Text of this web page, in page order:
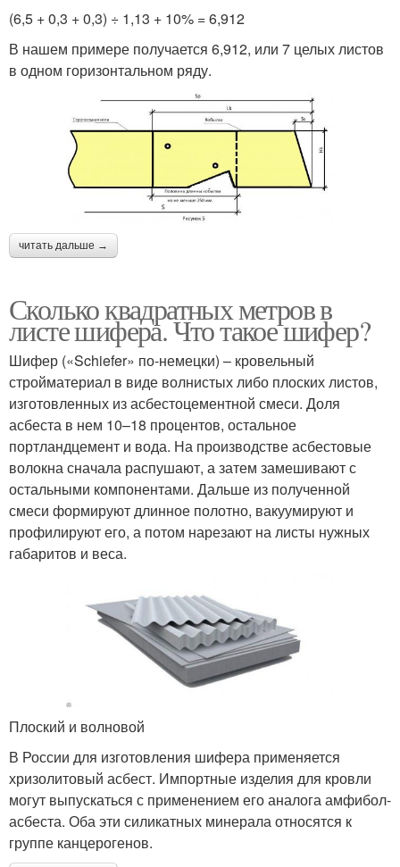
(6,5 + 0,3 + 0,3) ÷ 1,13 + 10% = 6,912
В нашем примере получается 6,912, или 7 целых листов
в одном горизонтальном ряду.
читать дальше →
Сколько квадратных метров в
листе шифера. Что такое шифер?
Шифер («Schiefer» по-немецки) – кровельный
стройматериал в виде волнистых либо плоских листов,
изготовленных из асбестоцементной смеси. Доля
асбеста в нем 10–18 процентов, остальное
портландцемент и вода. На производстве асбестовые
волокна сначала распушают, а затем замешивают с
остальными компонентами. Дальше из полученной
смеси формируют длинное полотно, вакуумируют и
профилируют его, а потом нарезают на листы нужных
габаритов и веса.
Плоский и волновой
В России для изготовления шифера применяется
хризолитовый асбест. Импортные изделия для кровли
могут выпускаться с применением его аналога амфибол-
асбеста. Оба эти силикатных минерала относятся к
группе канцерогенов.